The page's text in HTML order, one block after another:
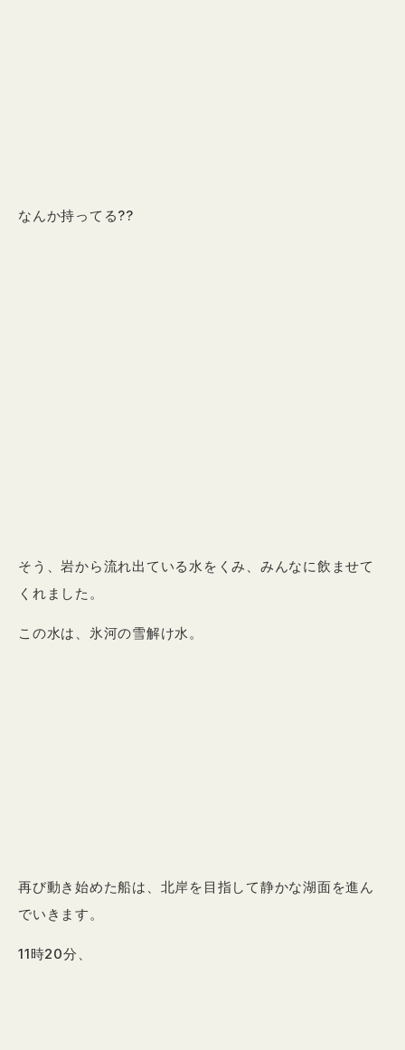
なんか持ってる??
そう、岩から流れ出ている水をくみ、みんなに飲ませて
くれました。
この水は、氷河の雪解け水。
再び動き始めた船は、北岸を目指して静かな湖面を進ん
でいきます。
11時20分、